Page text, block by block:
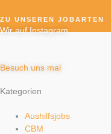
ZU UNSEREN JOBARTEN
Wir auf Instagram
Besuch uns mal
Kategorien
Aushilfsjobs
CBM